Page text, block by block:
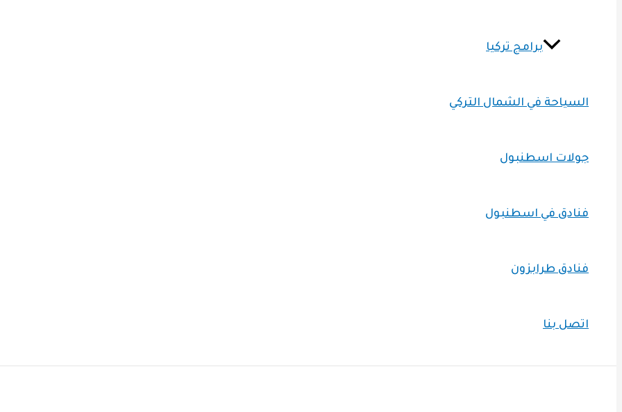
برامج تركيا
السياحة في الشمال التركي
جولات اسطنبول
فنادق في اسطنبول
فنادق طرابزون
اتصل بنا